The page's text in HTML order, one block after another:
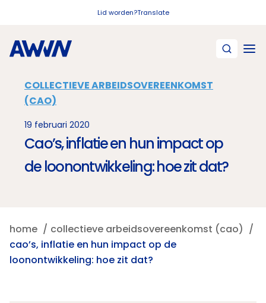
Lid worden?Translate
COLLECTIEVE ARBEIDSOVEREENKOMST
(CAO)
19 februari 2020
Cao’s, inflatie en hun impact op
de loonontwikkeling: hoe zit dat?
home
collectieve arbeidsovereenkomst (cao)
cao’s, inflatie en hun impact op de
loonontwikkeling: hoe zit dat?